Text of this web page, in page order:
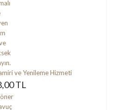
ve Yenileme Hizmeti
TL